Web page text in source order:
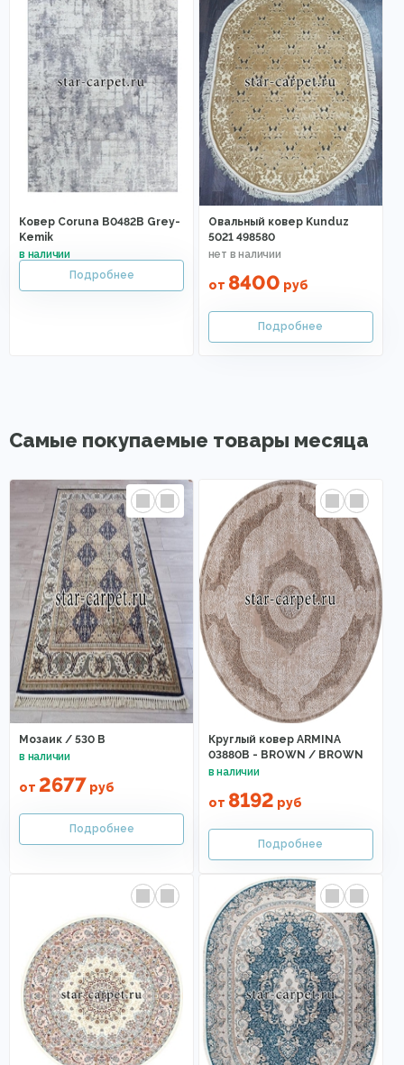
Ковер Coruna B0482B Grey-
Kemik
Овальный ковер Kunduz
5021 498580
от 8400 руб
Самые покупаемые товары месяца
Мозаик / 530 B
от 2677 руб
Круглый ковер ARMINA
03880B - BROWN / BROWN
от 8192 руб